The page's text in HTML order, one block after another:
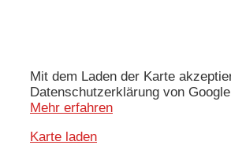
Mit dem Laden der Karte
Datenschutzerklärung von
Mehr erfahren
Karte laden